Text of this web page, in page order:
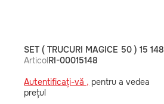
SET ( TRUCURI MAGICE 50 ) 15 148
ArticolRI-00015148
Autentificați-vă , pentru a vedea
prețul